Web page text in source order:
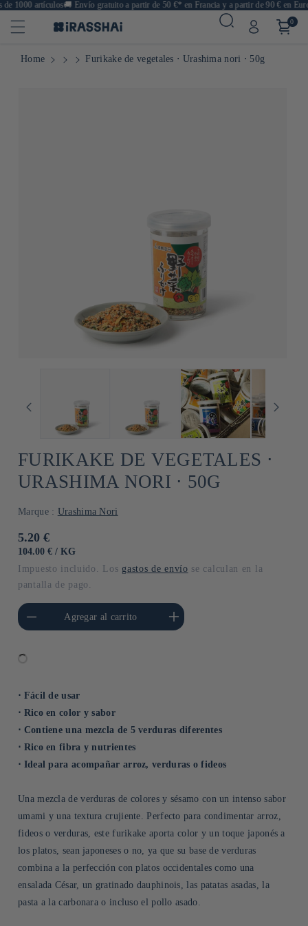
1000 artículos 🚚Envío gratuito a partir de 50 €* en Francia y a partir de 90 € en
0
Home Furikake de vegetales ⋅ Urashima nori ⋅ 50g
FURIKAKE DE VEGETALES ⋅
URASHIMA NORI ⋅ 50G
Marque : Urashima Nori
Precio
habitual
5.20 €
PRECIO
104.00 € / POR
KG
Impuesto incluido. Los gastos de envío se calculan en la
pantalla de pago.
para Default
Title
Agregar al carrito
Aumentar cantidad para Default
Title
⋅ Fácil de usar
⋅ Rico en color y sabor
⋅ Contiene una mezcla de 5 verduras diferentes
⋅ Rico en fibra y nutrientes
⋅ Ideal para acompañar arroz, verduras o fideos
Una mezcla de verduras de colores y sésamo con un intenso sabor
umami y una textura crujiente. Perfecto para condimentar arroz,
fideos o verduras, este furikake aporta color y un toque japonés a
los platos, sean japoneses o no, ya que su base de verduras
combina a la perfección con platos occidentales como una
ensalada César, un gratinado dauphinois, las patatas asadas, la
pasta a la carbonara o incluso el pollo asado.